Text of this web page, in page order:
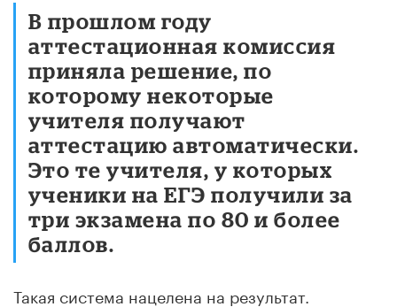
В прошлом году
аттестационная комиссия
приняла решение, по
которому некоторые
учителя получают
аттестацию автоматически.
Это те учителя, у которых
ученики на ЕГЭ получили за
три экзамена по 80 и более
баллов.
Такая система нацелена на результат.